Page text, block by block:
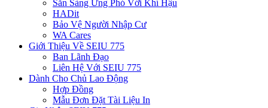
Sẵn Sàng Ứng Phó Với Khí Hậu
HADit
Bảo Vệ Người Nhập Cư
WA Cares
Giới Thiệu Về SEIU 775
Ban Lãnh Đạo
Liên Hệ Với SEIU 775
Dành Cho Chủ Lao Động
Hợp Đồng
Mẫu Đơn Đặt Tài Liệu In